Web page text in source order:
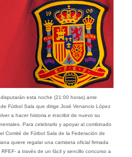
esta noche (21:00 horas) ante
Fútbol Sala que dirige José Venancio López
a hacer historia e inscribir de nuevo su
Para celebrarlo y apoyar al combinado
Comité de Fútbol Sala de la Federación de
quiere regalar una camiseta oficial firmada
a través de un fácil y sencillo concurso a